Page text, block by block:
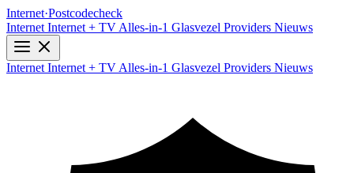
Internet·Postcodecheck
Internet Internet + TV Alles-in-1 Glasvezel Providers Nieuws
Internet Internet + TV Alles-in-1 Glasvezel Providers Nieuws